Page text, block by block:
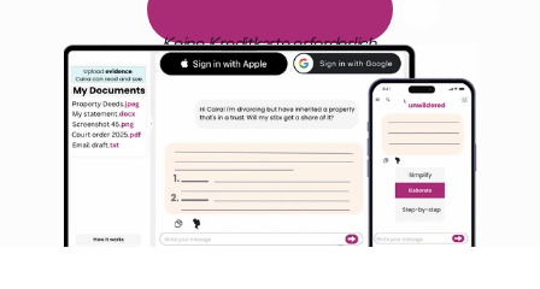
äg on
Keine Kreditkarte erforderlich